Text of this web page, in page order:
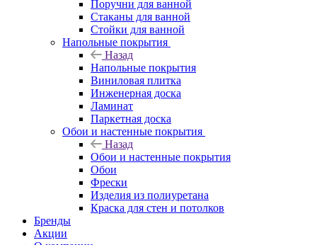
Поручни для ванной
Стаканы для ванной
Стойки для ванной
Напольные покрытия
Назад
Напольные покрытия
Виниловая плитка
Инженерная доска
Ламинат
Паркетная доска
Обои и настенные покрытия
Назад
Обои и настенные покрытия
Обои
Фрески
Изделия из полиуретана
Краска для стен и потолков
Бренды
Акции